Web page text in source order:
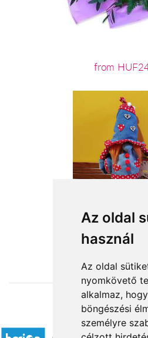
Az oldal
használ
Az oldal
nyomkövető
alkalmaz,
böngészési
személyre
from
from
Accepted